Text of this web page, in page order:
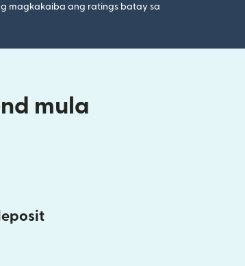
magkakaiba ang ratings batay sa
mula